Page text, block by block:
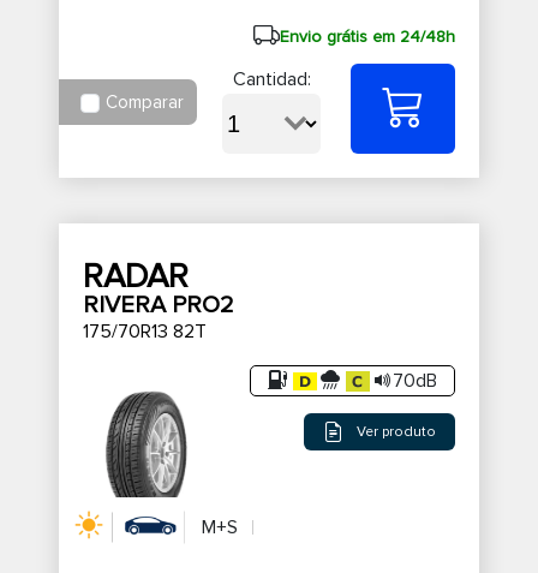
Envio grátis em 24/48h
Comparar
Cantidad:
RADAR
RIVERA PRO2
175/70R13 82T
70dB
Ver produto
M+S